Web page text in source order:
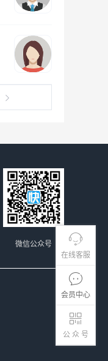
在线客服
会员中心
公 众 号
微信公众号